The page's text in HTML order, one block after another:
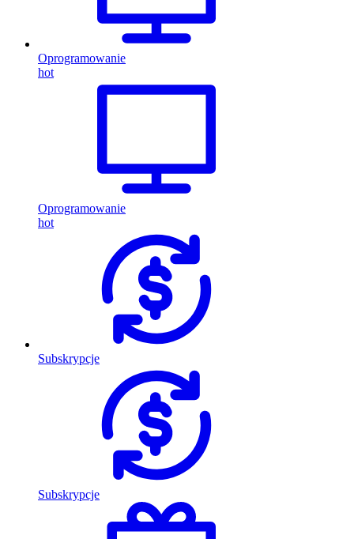
Oprogramowanie
hot
Oprogramowanie
hot
Subskrypcje
Subskrypcje